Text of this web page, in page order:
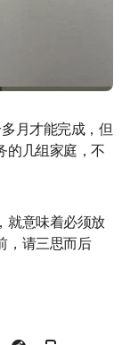
月才能完成，但
的几组家庭，不
就意味着必须放
，请三思而后